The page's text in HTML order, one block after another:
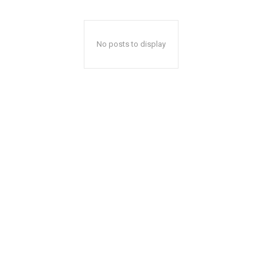
No posts to display